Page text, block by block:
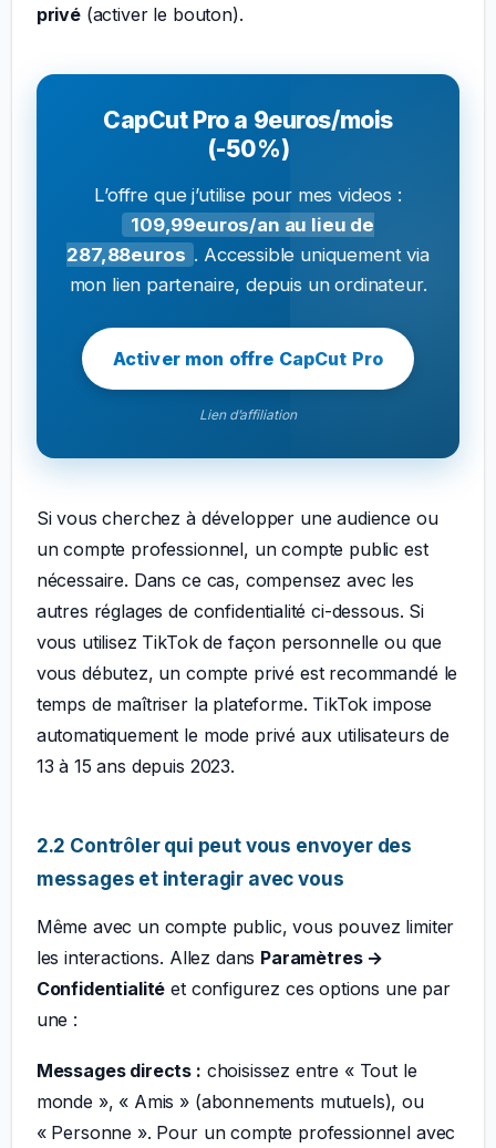
privé(activer le bouton).
CapCut Pro a 9euros/mois
(-50%)
L’offre que j’utilise pour mes videos :
109,99euros/an au lieu de
287,88euros . Accessible uniquement via
mon lien partenaire, depuis un ordinateur.
Activer mon offre CapCut Pro
Lien d’affiliation
Si vous cherchez à développer une audience ou
un compte professionnel, un compte public est
nécessaire. Dans ce cas, compensez avec les
autres réglages de confidentialité ci-dessous. Si
vous utilisez TikTok de façon personnelle ou que
vous débutez, un compte privé est recommandé le
temps de maîtriser la plateforme. TikTok impose
automatiquement le mode privé aux utilisateurs de
13 à 15 ans depuis 2023.
2.2 Contrôler qui peut vous envoyer des
messages et interagir avec vous
Même avec un compte public, vous pouvez limiter
les interactions. Allez dans Paramètres →
Confidentialité et configurez ces options une par
une :
Messages directs : choisissez entre « Tout le
monde », « Amis » (abonnements mutuels), ou
« Personne ». Pour un compte professionnel avec